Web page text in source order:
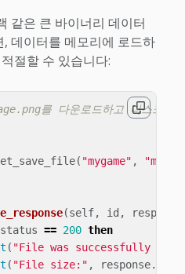
같은 큰 바이너리 데이터
데이터를 메모리에 로드하
절할 수 있습니다:
를 다운로드하고 디스크의
( "mygame" ,
(self, id , response
status == 200 then
( "File was successfully
( "File size:" , response.